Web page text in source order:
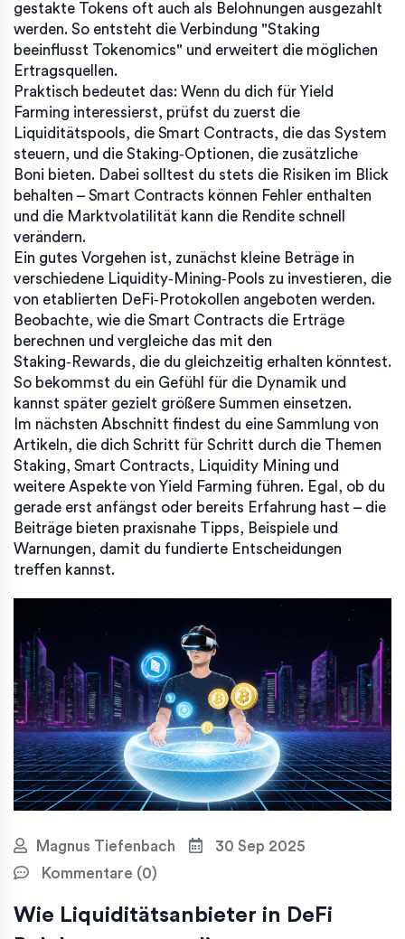
gestakte Tokens oft auch als Belohnungen ausgezahlt
werden. So entsteht die Verbindung "Staking
beeinflusst Tokenomics" und erweitert die möglichen
Ertragsquellen.
Praktisch bedeutet das: Wenn du dich für Yield
Farming interessierst, prüfst du zuerst die
Liquiditätspools, die Smart Contracts, die das System
steuern, und die Staking‑Optionen, die zusätzliche
Boni bieten. Dabei solltest du stets die Risiken im Blick
behalten – Smart Contracts können Fehler enthalten
und die Marktvolatilität kann die Rendite schnell
verändern.
Ein gutes Vorgehen ist, zunächst kleine Beträge in
verschiedene Liquidity‑Mining‑Pools zu investieren, die
von etablierten DeFi‑Protokollen angeboten werden.
Beobachte, wie die Smart Contracts die Erträge
berechnen und vergleiche das mit den
Staking‑Rewards, die du gleichzeitig erhalten könntest.
So bekommst du ein Gefühl für die Dynamik und
kannst später gezielt größere Summen einsetzen.
Im nächsten Abschnitt findest du eine Sammlung von
Artikeln, die dich Schritt für Schritt durch die Themen
Staking, Smart Contracts, Liquidity Mining und
weitere Aspekte von Yield Farming führen. Egal, ob du
gerade erst anfängst oder bereits Erfahrung hast – die
Beiträge bieten praxisnahe Tipps, Beispiele und
Warnungen, damit du fundierte Entscheidungen
treffen kannst.
Magnus Tiefenbach
30 Sep 2025
Kommentare (0)
Wie Liquiditätsanbieter in DeFi